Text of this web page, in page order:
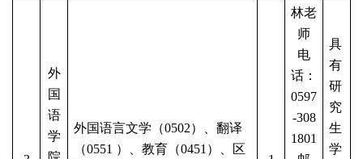
外
国
语
学
外国语言文学（0502）、翻译
（0551 ）、教育（0451）、区
林老
师
电
话：
0597
-308
1801
具
有
研
究
生
学